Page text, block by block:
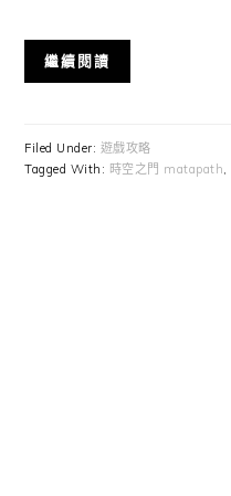
繼續閱讀
Filed Under: 遊戲攻略
Tagged With: 時空之門 matapath,